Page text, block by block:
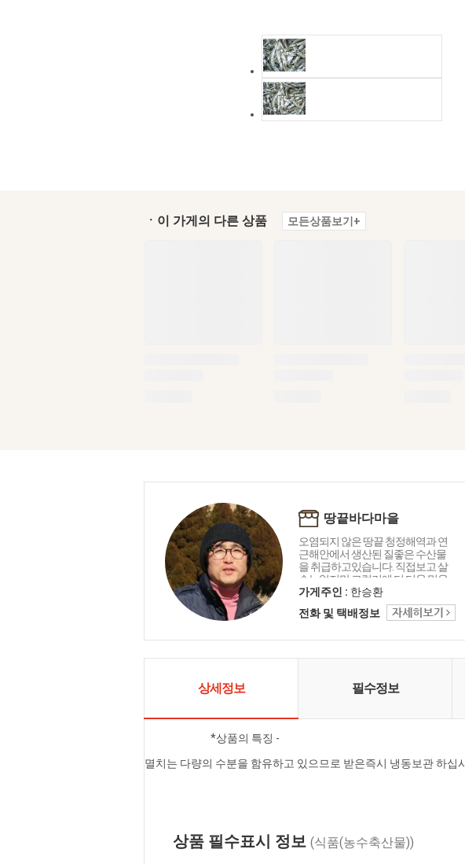
ㆍ이 가게의 다른 상품 모든상품보기+
땅끝바다마을
오염되지 않은 땅끝 청정해역과 연
근해안에서 생산된 질좋은 수산물
을 취급하고있습니다. 직접보고 살
수는없지만 그렇기에 더 더욱 믿을
수있는 상품들로 한분 한분께 최선
가게주인 : 한승환
전화 및 택배정보
상세정보 필수정보
멸치는 다량의 수분을 함유하고 있으므로 받은즉시 냉동
상품 필수표시 정보 (식품(농수축산물))